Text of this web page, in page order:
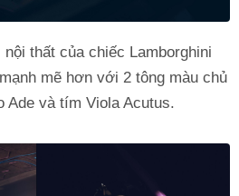
thất của chiếc Lamborghini
mẽ hơn với 2 tông màu chủ
Ade và tím Viola Acutus.